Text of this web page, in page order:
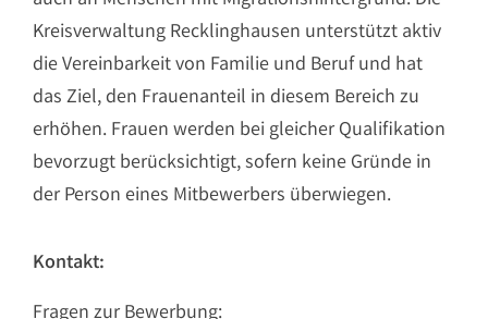
Kreisverwaltung Recklinghausen unterstützt aktiv
die Vereinbarkeit von Familie und Beruf und hat
das Ziel, den Frauenanteil in diesem Bereich zu
erhöhen. Frauen werden bei gleicher Qualifikation
bevorzugt berücksichtigt, sofern keine Gründe in
der Person eines Mitbewerbers überwiegen.
Kontakt:
Fragen zur Bewerbung: